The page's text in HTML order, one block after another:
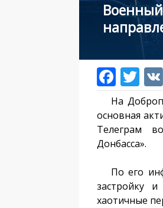
На
основная
Телеграм
Донбасса».
По его
застройку и
хаотичные